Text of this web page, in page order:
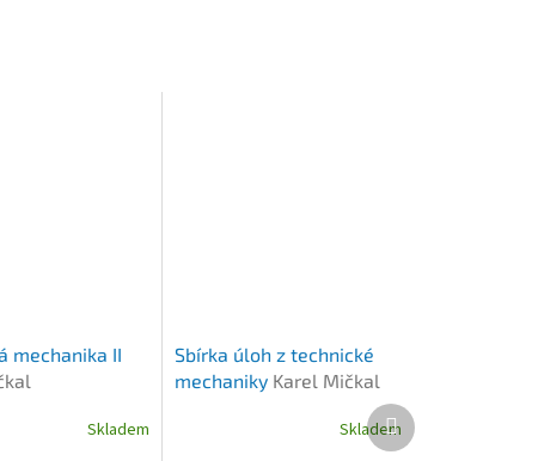
mechanika II
Skladem
Sbírka úloh z technické
mechaniky Karel Mičkal
Skladem
Další
produkt